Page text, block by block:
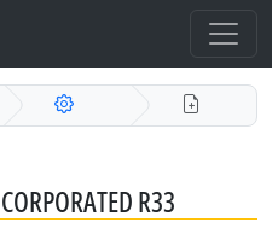
R33